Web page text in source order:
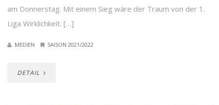
am Donnerstag. Mit einem Sieg wäre der Traum von der 1.
Liga Wirklichkeit. […]
MEDIEN SAISON 2021/2022
DETAIL